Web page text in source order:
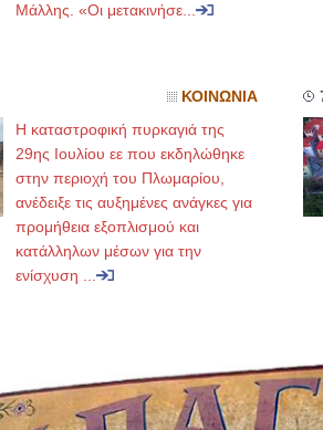
Μάλλης. «Οι μετακινήσε...
ΚΟΙΝΩΝΙΑ
Η καταστροφική πυρκαγιά της
29ης Ιουλίου εε που εκδηλώθηκε
στην περιοχή του Πλωμαρίου,
ανέδειξε τις αυξημένες ανάγκες για
προμήθεια εξοπλισμού και
κατάλληλων μέσων για την
ενίσχυση ...